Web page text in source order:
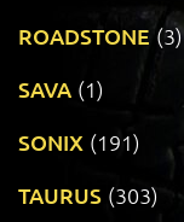
ROADSTONE (3)
SAVA (1)
SONIX (191)
TAURUS (303)